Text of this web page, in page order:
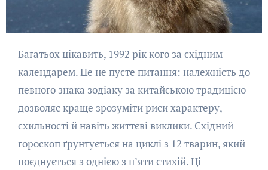
Багатьох цікавить, 1992 рік кого за східним
календарем. Це не пусте питання: належність до
певного знака зодіаку за китайською традицією
дозволяє краще зрозуміти риси характеру,
схильності й навіть життєві виклики. Східний
гороскоп ґрунтується на циклі з 12 тварин, який
поєднується з однією з п’яти стихій. Ці